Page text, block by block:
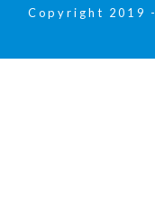
Copyright 2019 -